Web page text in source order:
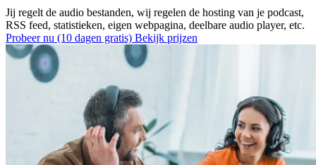
Jij regelt de audio bestanden, wij regelen de hosting van je podcast,
RSS feed, statistieken, eigen webpagina, deelbare audio player, etc.
Probeer nu (10 dagen gratis) Bekijk prijzen